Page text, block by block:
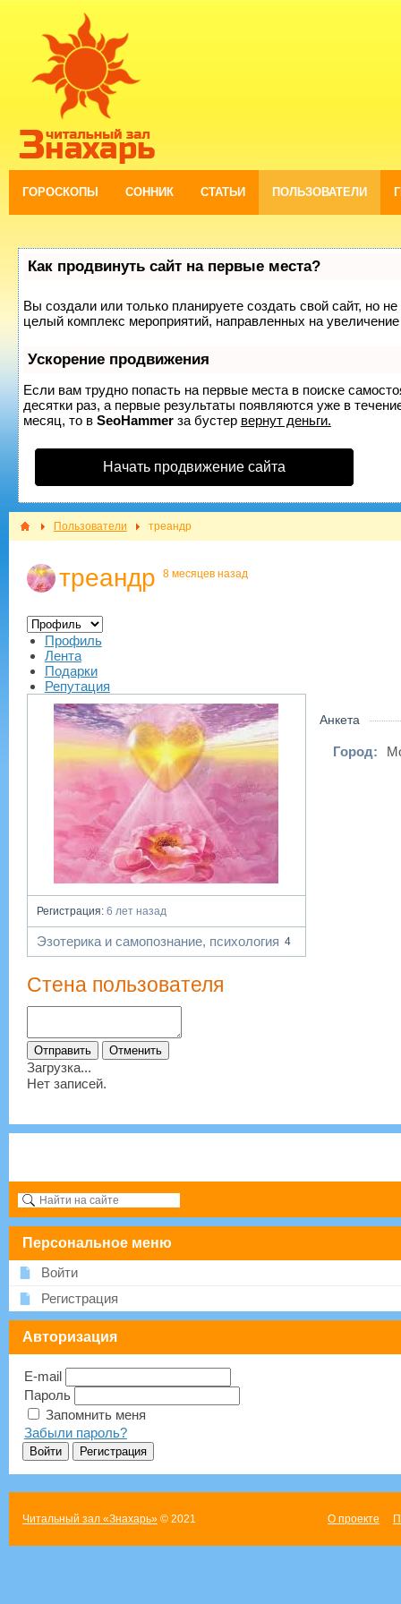
ГОРОСКОПЫ СОННИК СТАТЬИ ПОЛЬЗОВАТЕЛИ
Как продвинуть сайт на первые места?
Вы создали или только планируете создать свой сайт, но
целый комплекс мероприятий, направленных на
Ускорение продвижения
Если вам трудно попасть на первые места в поиске
десятки раз, а первые результаты появляются уже в
месяц, то в SeoHammerза бустер вернут деньги.
Начать продвижение сайта
Пользователи треандр
треандр 8 месяцев назад
Профиль
Лента
Подарки
Репутация
Регистрация:6 лет назад
Эзотерика и самопознание, психология 4
Анкета
Город:
Стена пользователя
Загрузка...
Нет записей.
Персональное меню
Войти
Регистрация
Авторизация
E-mail
Пароль
Запомнить меня
Забыли пароль?
Читальный зал «Знахарь»© 2021 О проекте